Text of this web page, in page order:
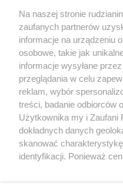
Wróć do
Na naszej stronie
zaufanych partnerów
informacje na urządzeniu
osobowe, takie jak
informacje wysyłane
przeglądania w celu
reklam, wybór
treści, badanie odbiorców
Użytkownika my i Zaufani
dokładnych danych
skanować
identyfikacji. Ponieważ